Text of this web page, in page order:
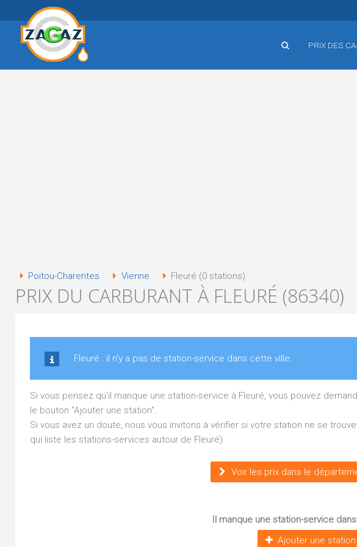
PRIX DES
Poitou-Charentes Vienne Fleuré (0 stations)
PRIX DU CARBURANT À FLEURÉ (86340)
Fleuré : il n'y a pas de station-service dans cette ville.
Si vous pensez qu'il manque une station-service à Fleuré, vous pouvez
le bouton "Ajouter une station".
Si vous avez un doute, nous vous invitons à vérifier si votre station ne se
qui liste les stations-services autour de Fleuré).
Voir les prix dans le
Il manque une station-service
Ajouter une station